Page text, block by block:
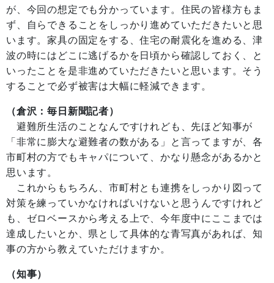
が、今回の想定でも分かっています。住民の皆様方もま
ず、自らできることをしっかり進めていただきたいと思
います。家具の固定をする、住宅の耐震化を進める、津
波の時にはどこに逃げるかを日頃から確認しておく、と
いったことを是非進めていただきたいと思います。そう
することで必ず被害は大幅に軽減できます。
（倉沢：毎日新聞記者）
避難所生活のことなんですけれども、先ほど知事が
「非常に膨大な避難者の数がある」と言ってますが、各
市町村の方でもキャパについて、かなり懸念があるかと
思います。
これからもちろん、市町村とも連携をしっかり図って
対策を練っていかなければいけないと思うんですけれど
も、ゼロベースから考える上で、今年度中にここまでは
達成したいとか、県として具体的な青写真があれば、知
事の方から教えていただけますか。
（知事）